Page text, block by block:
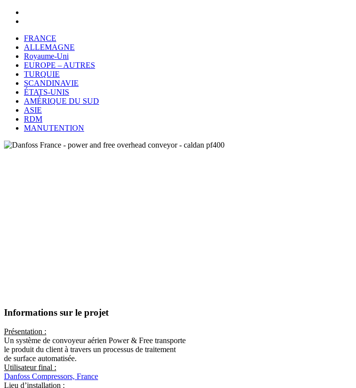
FRANCE
ALLEMAGNE
Royaume-Uni
EUROPE – AUTRES
TURQUIE
SCANDINAVIE
ÉTATS-UNIS
AMÉRIQUE DU SUD
ASIE
RDM
MANUTENTION
Informations sur le projet
Présentation :
Un système de convoyeur aérien Power & Free transporte
le produit du client à travers un processus de traitement
de surface automatisée.
Utilisateur final :
Danfoss Compressors, France
Lieu d’installation :